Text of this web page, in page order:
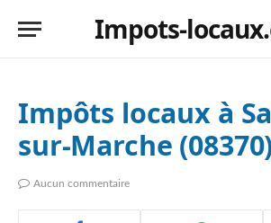
Impots-
Impôts locaux à
sur-Marche (08370)
Aucun commentaire